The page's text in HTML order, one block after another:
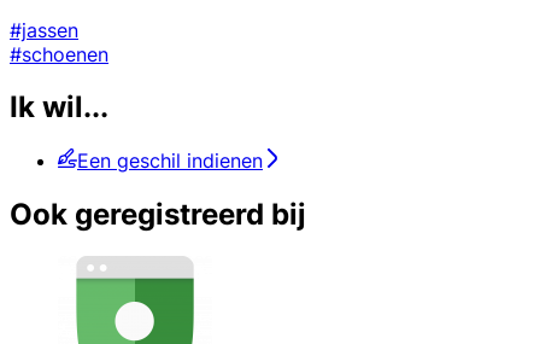
#jassen
#schoenen
Ik wil...
Een geschil indienen
Ook geregistreerd bij